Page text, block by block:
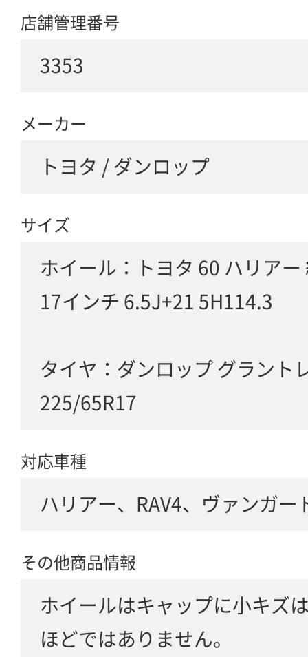
店舗管理番号
3353
メーカー
トヨタ / ダンロップ
サイズ
ホイール：トヨタ 60 ハリアー
17インチ 6.5J+21 5H114.3
タイヤ：ダンロップ グラント
225/65R17
対応車種
ハリアー、RAV4、ヴァンガー
その他商品情報
ホイールはキャップに小キズ
ほどではありません。